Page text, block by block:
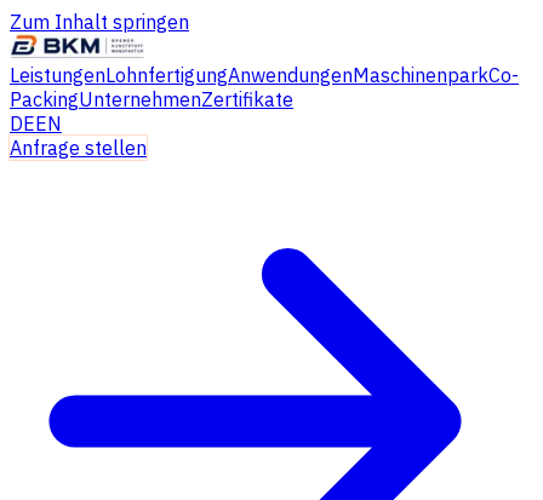
Zum Inhalt springen
LeistungenLohnfertigungAnwendungenMaschinenparkCo-
PackingUnternehmenZertifikate
DEEN
Anfrage stellen